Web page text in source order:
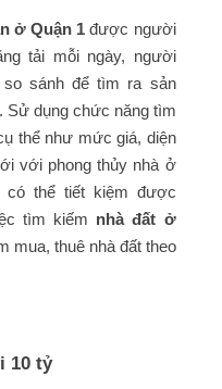
ở Quận 1 được người
tải mỗi ngày, người
so sánh để tìm ra sản
Sử dụng chức năng tìm
thể như mức giá, diện
với phong thủy nhà ở
có thể tiết kiệm được
tìm kiếm nhà đất ở
mua, thuê nhà đất theo
10 tỷ